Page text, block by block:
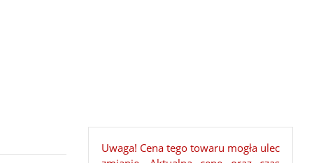
Uwaga! Cena tego towaru mogła ulec